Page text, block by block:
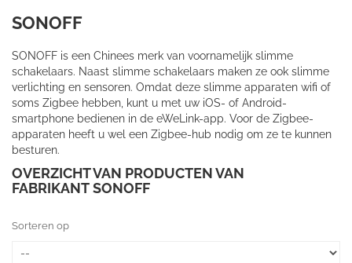
SONOFF
SONOFF is een Chinees merk van voornamelijk slimme
schakelaars. Naast slimme schakelaars maken ze ook slimme
verlichting en sensoren. Omdat deze slimme apparaten wifi of
soms Zigbee hebben, kunt u met uw iOS- of Android-
smartphone bedienen in de eWeLink-app. Voor de Zigbee-
apparaten heeft u wel een Zigbee-hub nodig om ze te kunnen
besturen.
OVERZICHT VAN PRODUCTEN VAN
FABRIKANT SONOFF
Sorteren op